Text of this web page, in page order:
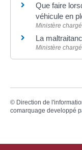
Que faire
véhicule en
Ministère
La
Ministère
© Direction de
comarquage developpé